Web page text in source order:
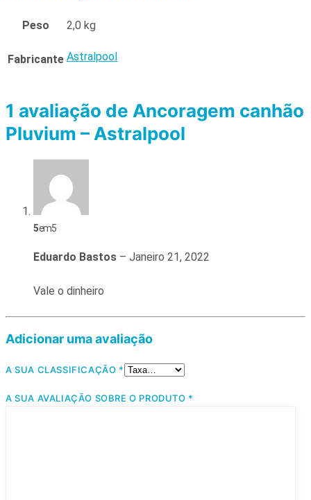
Peso 2,0 kg
Fabricante Astralpool
1 avaliação de Ancoragem canhão
Pluvium – Astralpool
5em 5
Eduardo Bastos – Janeiro 21, 2022
Vale o dinheiro
Adicionar uma avaliação
A SUA CLASSIFICAÇÃO *
A SUA AVALIAÇÃO SOBRE O PRODUTO *